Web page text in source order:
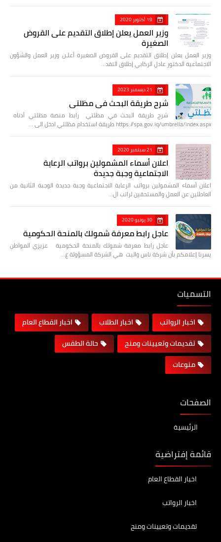
19 أكتوبر 2020
وزير العمل يعلن إطلاق التقديم على القروض
الصغيرة
وزير العمل يعلن إطلاق التقديم على القروض الصغيرة أعلـن وزير العمل والشؤون
الاجتماعية الدكتور عادل الركابي إطلاق التقد…
21 ديسمبر 2023
شرح طريقة البحث في مظلتي
شرح طريقة البحث في مظلتي رابط منصة مظلتي أدناه
https://spa.gov.iq/umbrella/index.aspx طريقة استخدام مظلتي ادخل الى …
21 سبتمبر 2020
اعلان أسماء المشمولين برواتب الرعاية
الاجتماعية وجبة جديدة
اعلان أسماء المشمولين برواتب الرعاية الاجتماعية وجبة جديدة الوجبة الثانية من
العاطلين عن العمل والمستحقين لراتب ال…
30 يونيو 2020
عاجل رابط معرفة شمولك بالمنحة الحكومية
عاجل رابط معرفة شمولك بالمنحة الحكومية عزيزي المواطن
يسرنا إعلامكم بأن شركة ناس واليت هي الشركة المسؤولة ع…
التسميات
اخبار الرواتب اخبار الطلاب
اخبار القطاع العام
تقديمات وتعيينات ومنح
حالة الطقس
منوعات
الصفحات
الرئيسية
قائمة إفتراضية
اخبار القطاع العام
اخبار الرواتب
تقديمات وتعيينات ومنح